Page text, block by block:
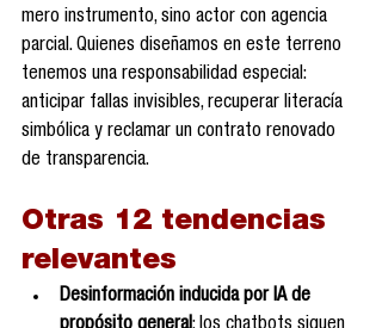
mero instrumento, sino actor con agencia
parcial. Quienes diseñamos en este terreno
tenemos una responsabilidad especial:
anticipar fallas invisibles, recuperar literacía
simbólica y reclamar un contrato renovado
de transparencia.
Otras 12 tendencias
relevantes
Desinformación inducida por IA de